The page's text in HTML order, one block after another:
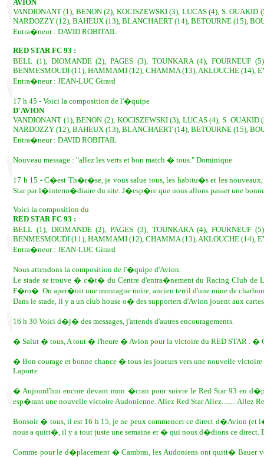
AVION
VANDIONANT (1), BENON (2), KOCISZEWSKI (3), LUCAS (4), S.
NARDOZZY (12), BAHEUX (13), BLANCHAERT (14), BETOURNE (15),
Entra�neur : DAVID ROBITAIL
RED STAR FC 93 :
BELL (1), DIOMANDE (2), PAGES (3), TOUNKARA (4), FOURNEUF
BENMESMOUDI (11), HAMMAMI (12), CHAMMA (13), AKLOUCHE (14),
Entra�neur : JEAN-LUC Girard
17 h 45 - Voici la composition de l'�quipe
D'AVION
VANDIONANT (1), BENON (2), KOCISZEWSKI (3), LUCAS (4), S.
NARDOZZY (12), BAHEUX (13), BLANCHAERT (14), BETOURNE (15),
Entra�neur : DAVID ROBITAIL
Nouveau message : "allez les verts et bon match � tous." Dominique
17 h 15 - C�est Th�r�se, je vous salue tous, les habitu�s et les nouveaux,
Star par l�interm�diaire du site. J�esp�re que nous allons passer une
Voici la composition du
RED STAR FC 93 :
BELL (1), DIOMANDE (2), PAGES (3), TOUNKARA (4), FOURNEUF
BENMESMOUDI (11), HAMMAMI (12), CHAMMA (13), AKLOUCHE (14),
Entra�neur : JEAN-LUC Girard
Nous attendons la composition de l'�quipe d'Avion.
Le stade se trouve � c�t� du Centre d'entra�nement du Racing Club de
F�ro�. On aper�oit une montagne noire, ancien terril d'une mine de
Dans le stade, il y a un club house o� des supporters d'Avion jouent aux
16 h 30 Voici d�j� des messages, j'attends d'autres encouragements.
� Salut � tous, A tout � l'heure � Avion pour la victoire du RED STAR . �
� Bon courage et bonne chance � tous les joueurs vers une nouvelle
Laporte
� Aujourd'hui encore devant mon �cran pour suivre le Red Star 93 en
esp�rant une nouvelle victoire Audonienne. Allez Red Star Allez........ Allez
Bonsoir � tous, il est 16 h 15, je ne peux commencer ce direct d�Avion
nous a quitt�, il y a tout juste une semaine et � qui nous d�dions ce
Comme pour le d�placement � Cambrai, les Audoniens ont quitt�